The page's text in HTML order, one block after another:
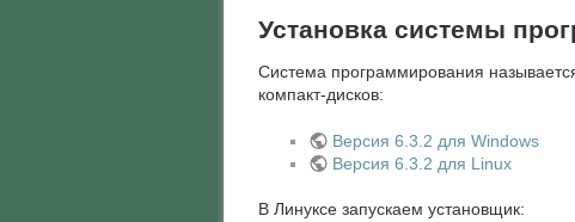
Установка системы
Система программирования
компакт-дисков:
Версия 6.3.2 для Windows
Версия 6.3.2 для Linux
В Линуксе запускаем установщик: